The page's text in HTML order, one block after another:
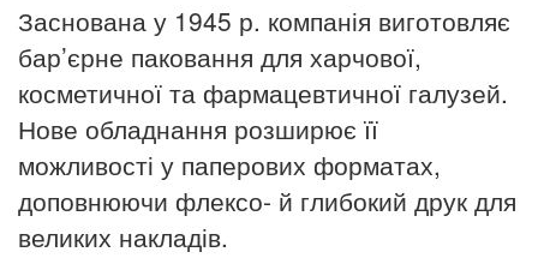
Заснована у 1945 р. компанія виготовляє
бар’єрне паковання для харчової,
косметичної та фармацевтичної галузей.
Нове обладнання розширює її
можливості у паперових форматах,
доповнюючи флексо- й глибокий друк для
великих накладів.